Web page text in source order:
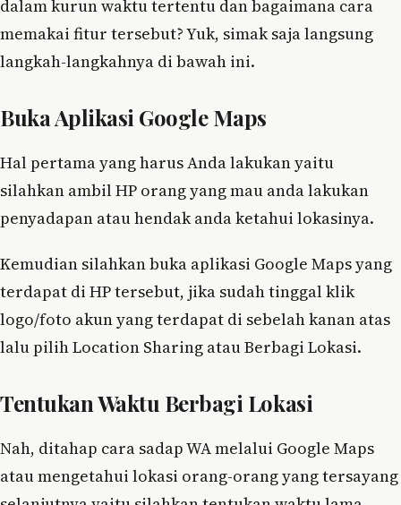
dalam kurun waktu tertentu dan bagaimana cara
memakai fitur tersebut? Yuk, simak saja langsung
langkah-langkahnya di bawah ini.
Buka Aplikasi Google Maps
Hal pertama yang harus Anda lakukan yaitu
silahkan ambil HP orang yang mau anda lakukan
penyadapan atau hendak anda ketahui lokasinya.
Kemudian silahkan buka aplikasi Google Maps yang
terdapat di HP tersebut, jika sudah tinggal klik
logo/foto akun yang terdapat di sebelah kanan atas
lalu pilih Location Sharing atau Berbagi Lokasi.
Tentukan Waktu Berbagi Lokasi
Nah, ditahap cara sadap WA melalui Google Maps
atau mengetahui lokasi orang-orang yang tersayang